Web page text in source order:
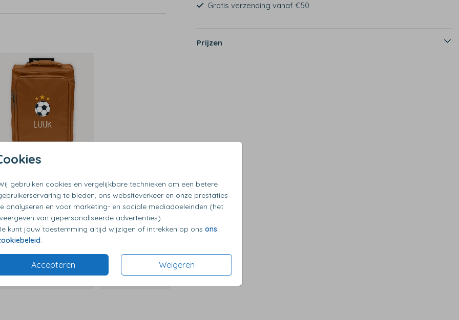
gebruiken cookies en vergelijkbare technieken om een betere
te bieden, ons websiteverkeer en onze prestaties
analyseren en voor marketing- en sociale mediadoeleinden (het
van gepersonaliseerde advertenties).
kunt jouw toestemming altijd wijzigen of intrekken op ons ons
Accepteren Weigeren
Toilettas
Gratis verzending vanaf €50
Prijzen